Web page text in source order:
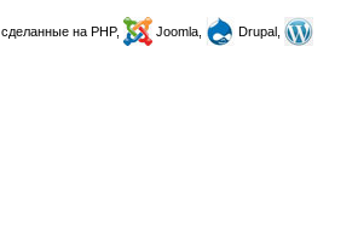
, сделанные на PHP, Joomla,
Drupal,